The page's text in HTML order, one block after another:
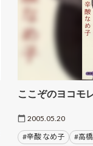
ここぞのヨコモ
2005.05.20
#辛酸 なめ子 #高